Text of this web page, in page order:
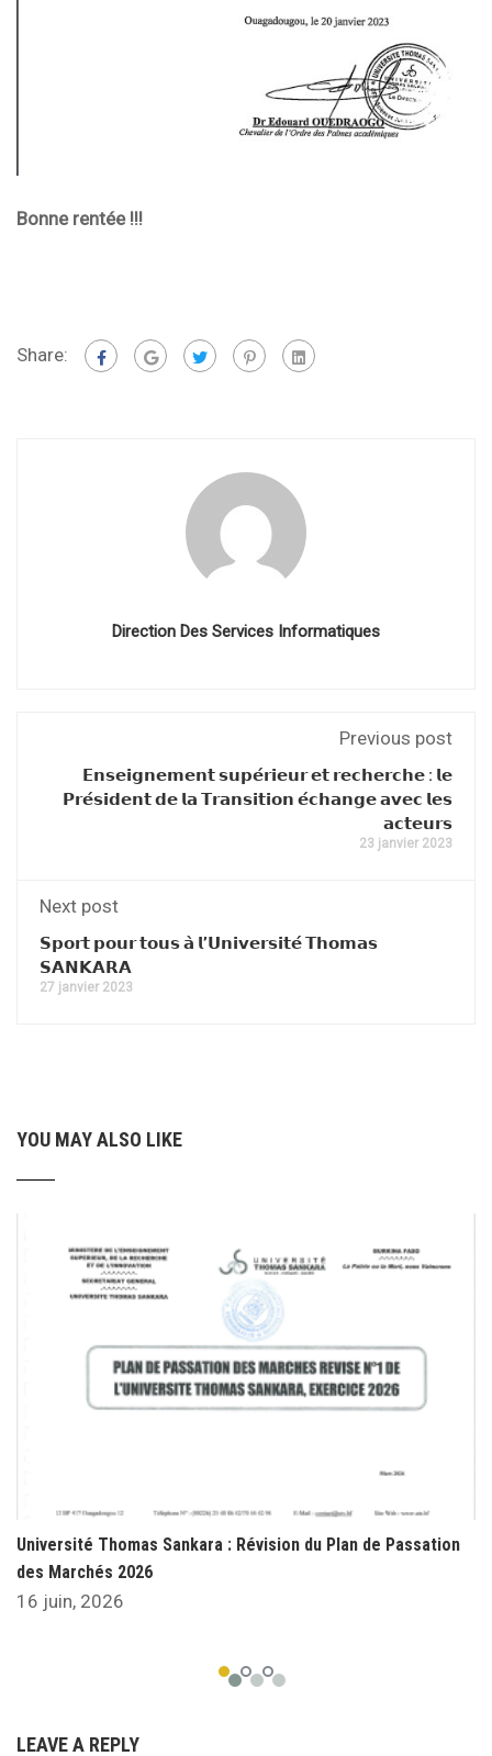
Bonne rentée !!!
Share:
Direction Des Services Informatiques
Previous post
𝗘𝗻𝘀𝗲𝗶𝗴𝗻𝗲𝗺𝗲𝗻𝘁 𝘀𝘂𝗽𝗲́𝗿𝗶𝗲𝘂𝗿 𝗲𝘁 𝗿𝗲𝗰𝗵𝗲𝗿𝗰𝗵𝗲 : 𝗹𝗲
𝗣𝗿𝗲́𝘀𝗶𝗱𝗲𝗻𝘁 𝗱𝗲 𝗹𝗮 𝗧𝗿𝗮𝗻𝘀𝗶𝘁𝗶𝗼𝗻 𝗲́𝗰𝗵𝗮𝗻𝗴𝗲 𝗮𝘃𝗲𝗰 𝗹𝗲𝘀
𝗮𝗰𝘁𝗲𝘂𝗿𝘀
23 janvier 2023
Next post
𝗦𝗽𝗼𝗿𝘁 𝗽𝗼𝘂𝗿 𝘁𝗼𝘂𝘀 𝗮̀ 𝗹’𝗨𝗻𝗶𝘃𝗲𝗿𝘀𝗶𝘁𝗲́ 𝗧𝗵𝗼𝗺𝗮𝘀
𝗦𝗔𝗡𝗞𝗔𝗥𝗔
27 janvier 2023
YOU MAY ALSO LIKE
Université Thomas Sankara : Révision du Plan de Passation
des Marchés 2026
16 juin, 2026
LEAVE A REPLY